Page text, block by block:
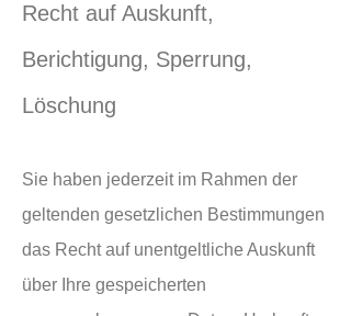
Recht auf Auskunft,
Berichtigung, Sperrung,
Löschung
Sie haben jederzeit im Rahmen der
geltenden gesetzlichen Bestimmungen
das Recht auf unentgeltliche Auskunft
über Ihre gespeicherten